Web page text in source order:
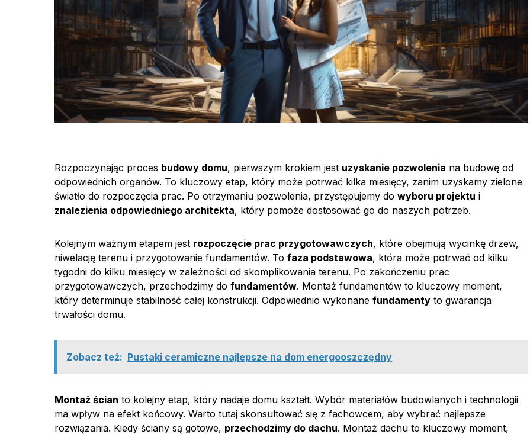
Rozpoczynając proces budowy domu, pierwszym krokiem jest uzyskanie pozwolenia na budowę od
odpowiednich organów. To kluczowy etap, który może potrwać kilka miesięcy, zanim uzyskamy zielone
światło do rozpoczęcia prac. Po otrzymaniu pozwolenia, przystępujemy do wyboru projektu i
znalezienia odpowiedniego architekta, który pomoże dostosować go do naszych potrzeb.
Kolejnym ważnym etapem jest rozpoczęcie prac przygotowawczych, które obejmują wycinkę drzew,
niwelację terenu i przygotowanie fundamentów. To faza podstawowa, która może potrwać od kilku
tygodni do kilku miesięcy w zależności od skomplikowania terenu. Po zakończeniu prac
przygotowawczych, przechodzimy do fundamentów. Montaż fundamentów to kluczowy moment,
który determinuje stabilność całej konstrukcji. Odpowiednio wykonane fundamenty to gwarancja
trwałości domu.
Zobacz też: Pustaki ceramiczne najlepsze na dom energooszczędny
Montaż ścian to kolejny etap, który nadaje domu kształt. Wybór materiałów budowlanych i technologii
ma wpływ na efekt końcowy. Warto tutaj skonsultować się z fachowcem, aby wybrać najlepsze
rozwiązania. Kiedy ściany są gotowe, przechodzimy do dachu. Montaż dachu to kluczowy moment,